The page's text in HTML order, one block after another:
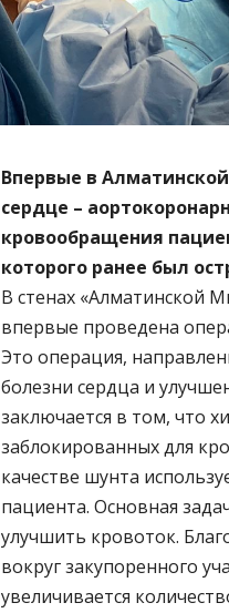
Впервые в
сердце –
кровообращения
которого ранее был
В стенах «Алматинской
впервые проведена
Это операция,
болезни сердца и
заключается в том, что
заблокированных для
качестве шунта
пациента. Основная
улучшить кровоток.
вокруг закупоренного
увеличивается